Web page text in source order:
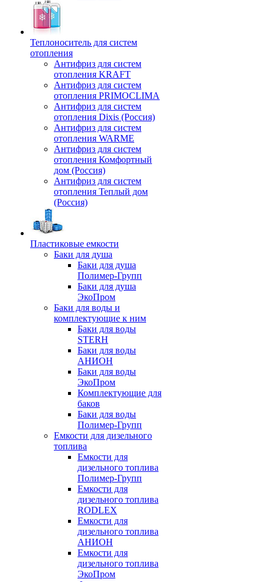
Теплоноситель для систем
отопления
Антифриз для систем
отопления KRAFT
Антифриз для систем
отопления PRIMOCLIMA
Антифриз для систем
отопления Dixis (Россия)
Антифриз для систем
отопления WARME
Антифриз для систем
отопления Комфортный
дом (Россия)
Антифриз для систем
отопления Теплый дом
(Россия)
Пластиковые емкости
Баки для душа
Баки для душа
Полимер-Групп
Баки для душа
ЭкоПром
Баки для воды и
комплектующие к ним
Баки для воды
STERH
Баки для воды
АНИОН
Баки для воды
ЭкоПром
Комплектующие для
баков
Баки для воды
Полимер-Групп
Емкости для дизельного
топлива
Емкости для
дизельного топлива
Полимер-Групп
Емкости для
дизельного топлива
RODLEX
Емкости для
дизельного топлива
АНИОН
Емкости для
дизельного топлива
ЭкоПром